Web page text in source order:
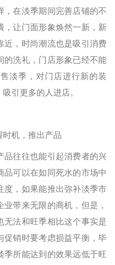
，在淡季期间完善店铺的不
，让门面形象焕然一新，新
近，时尚潮流也是吸引消费
的洗礼，门店形象已经不能
淡季，对门店进行新的装
引更多的人进店。
机，推出产品
往往也能引起消费者的兴
品可以在如同死水的市场中
度，如果能推出弥补淡季市
带来无限的商机，但是，
无法和旺季相比这个事实是
促销时要考虑损益平衡，毕
季所能达到的效果远低于旺